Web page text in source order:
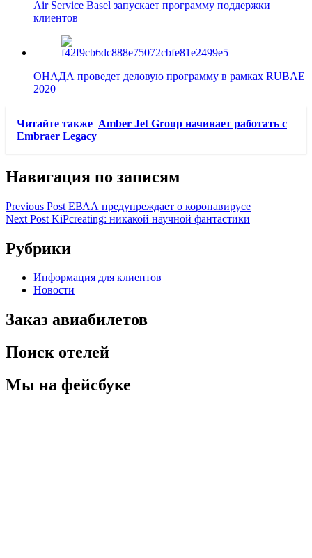
Air Service Basel запускает программу поддержки
клиентов
ОНАДА проведет деловую программу в рамках RUBAE
2020
Читайте также Amber Jet Group начинает работать с
Embraer Legacy
Навигация по записям
Previous Post ЕВАА предупреждает о коронавирусе
Next Post KiPcreating: никакой научной фантастики
Рубрики
Информация для клиентов
Новости
Заказ авиабилетов
Поиск отелей
Мы на фейсбуке